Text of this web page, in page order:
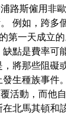
路斯僱用非
例如，跨
第一天成立
點是費率
將那些阻礙
生種族事件
活動，而他
北馬其頓和